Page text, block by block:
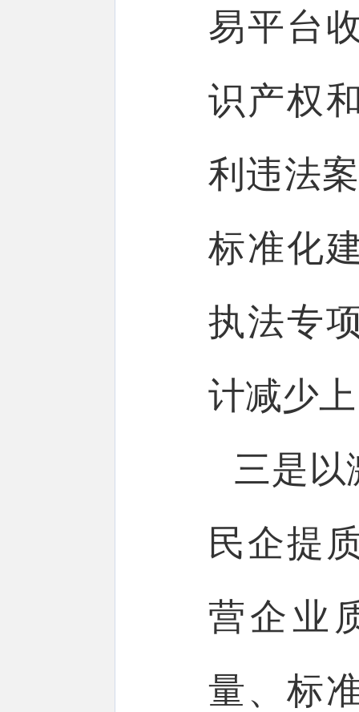
易平台
识产权
利违法
标准化
执法专
计减少
三是
民企提
营企业
量、标